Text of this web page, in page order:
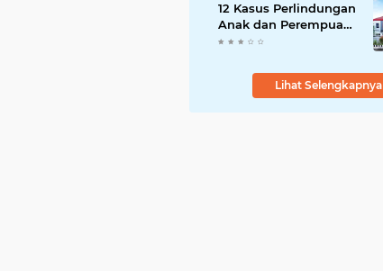
12 Kasus Perlindungan
Anak dan Perempuan
Hingga Juli 2026
Lihat Selengkapnya